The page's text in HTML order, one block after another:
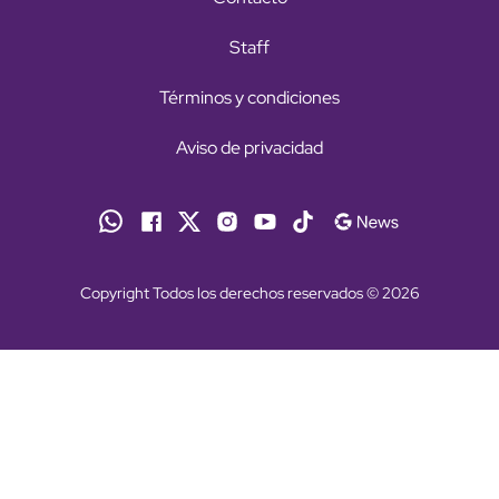
Staff
Términos y condiciones
Aviso de privacidad
Copyright Todos los derechos reservados © 2026